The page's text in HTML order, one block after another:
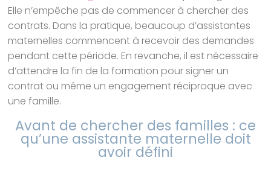
Elle n’empêche pas de commencer à chercher des
contrats. Dans la pratique, beaucoup d’assistantes
maternelles commencent à recevoir des demandes
pendant cette période. En revanche, il est nécessaire
d’attendre la fin de la formation pour signer un
contrat ou même un engagement réciproque avec
une famille.
Avant de chercher des familles : ce
qu’une assistante maternelle doit
avoir défini